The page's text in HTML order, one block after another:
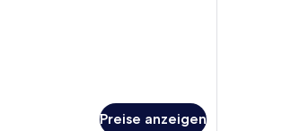
Preise anzeigen